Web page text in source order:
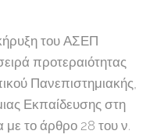
του ΑΣΕΠ
προτεραιότητας
Πανεπιστημιακής,
Εκπαίδευσης στη
το άρθρο 28 του ν.